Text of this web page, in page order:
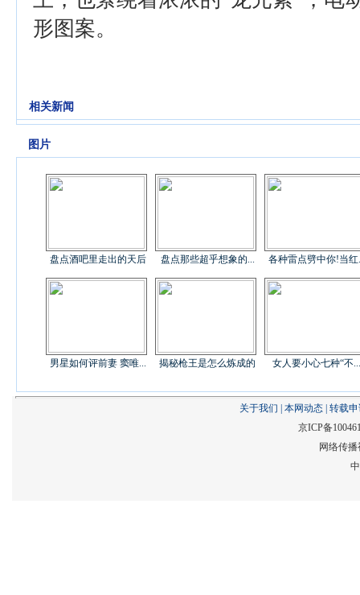
形图案。
相关新闻
图片
盘点酒吧里走出的天后 盘点那些超乎想象的... 各种雷点劈中你!当红
男星如何评前妻 窦唯... 揭秘枪王是怎么炼成的 女人要小心七种“不...
关于我们 本网动态 转载
京ICP备
网络传